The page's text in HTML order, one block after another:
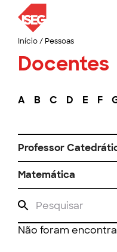
Início/ Pessoas
Docentes
A B C D E F
Professor
Matemática
Não foram